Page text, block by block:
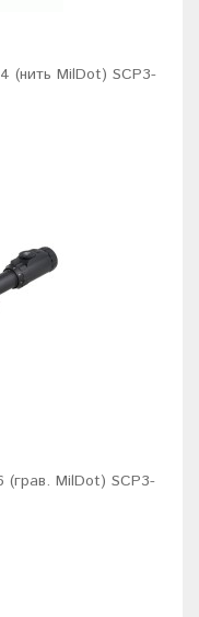
(нить MilDot) SCP3-
(грав. MilDot) SCP3-